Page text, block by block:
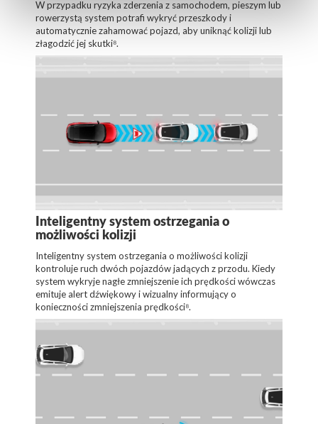
W przypadku ryzyka zderzenia z samochodem, pieszym lub
rowerzystą system potrafi wykryć przeszkody i
automatycznie zahamować pojazd, aby uniknąć kolizji lub
złagodzić jej skutki⁸.
Inteligentny system ostrzegania o
możliwości kolizji
Inteligentny system ostrzegania o możliwości kolizji
kontroluje ruch dwóch pojazdów jadących z przodu. Kiedy
system wykryje nagłe zmniejszenie ich prędkości wówczas
emituje alert dźwiękowy i wizualny informujący o
konieczności zmniejszenia prędkości⁸.